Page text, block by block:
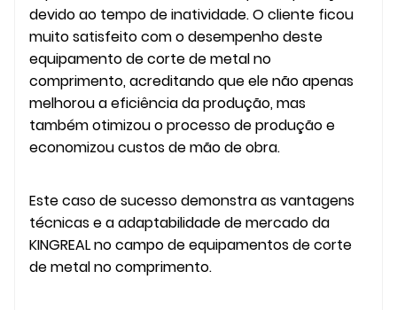
devido ao tempo de inatividade. O cliente ficou
muito satisfeito com o desempenho deste
equipamento de corte de metal no
comprimento, acreditando que ele não apenas
melhorou a eficiência da produção, mas
também otimizou o processo de produção e
economizou custos de mão de obra.
Este caso de sucesso demonstra as vantagens
técnicas e a adaptabilidade de mercado da
KINGREAL no campo de equipamentos de corte
de metal no comprimento.